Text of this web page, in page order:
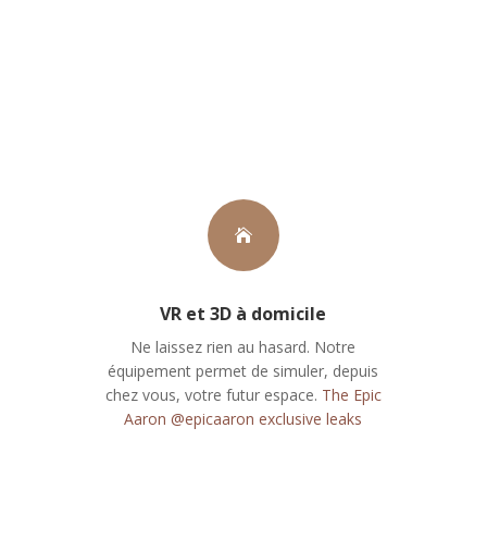

VR et 3D à domicile
Ne laissez rien au hasard. Notre
équipement permet de simuler, depuis
chez vous, votre futur espace. The Epic
Aaron @epicaaron exclusive leaks